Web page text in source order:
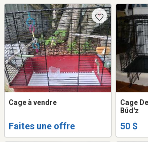
Cage à vendre
Faites une offre
Cage
Büd'z
50 $